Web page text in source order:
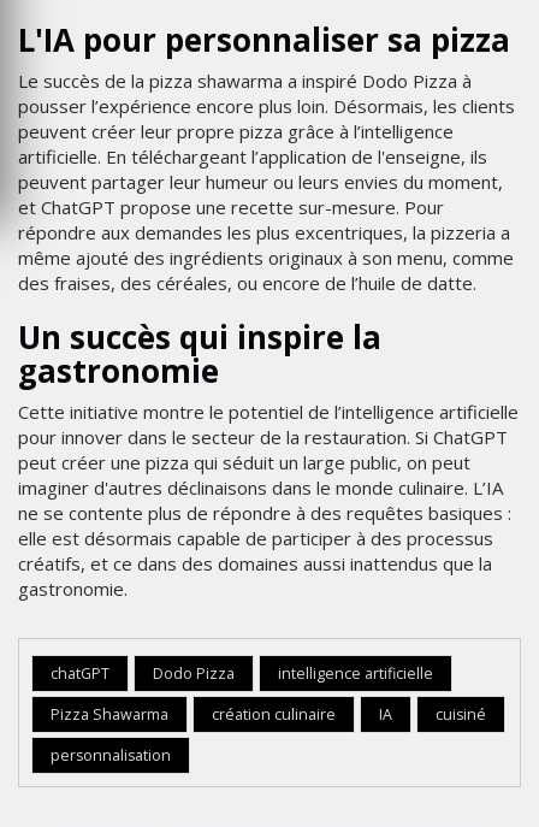
L'IA pour personnaliser sa pizza
Le succès de la pizza shawarma a inspiré Dodo Pizza à
pousser l’expérience encore plus loin. Désormais, les clients
peuvent créer leur propre pizza grâce à l’intelligence
artificielle. En téléchargeant l’application de l'enseigne, ils
peuvent partager leur humeur ou leurs envies du moment,
et ChatGPT propose une recette sur-mesure. Pour
répondre aux demandes les plus excentriques, la pizzeria a
même ajouté des ingrédients originaux à son menu, comme
des fraises, des céréales, ou encore de l’huile de datte.
Un succès qui inspire la
gastronomie
Cette initiative montre le potentiel de l’intelligence artificielle
pour innover dans le secteur de la restauration. Si ChatGPT
peut créer une pizza qui séduit un large public, on peut
imaginer d'autres déclinaisons dans le monde culinaire. L’IA
ne se contente plus de répondre à des requêtes basiques :
elle est désormais capable de participer à des processus
créatifs, et ce dans des domaines aussi inattendus que la
gastronomie.
chatGPT Dodo Pizza
intelligence artificielle
Pizza Shawarma
création culinaire IA
cuisiné
personnalisation